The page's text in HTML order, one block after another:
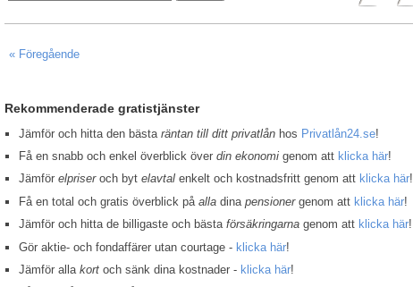
« Föregående
Rekommenderade gratistjänster
Jämför och hitta den bästaräntan till ditt privatlån hos Privatlån24.se!
Få en snabb och enkel överblick överdin ekonomi genom att klicka här!
Jämförelpriseroch bytelavtal enkelt och kostnadsfritt genom att klicka här!
Få en total och gratis överblick påalla dinapensionergenom att klicka här!
Jämför och hitta de billigaste och bästaförsäkringarna genom att klicka här!
Gör aktie- och fondaffärer utan courtage - klicka här!
Jämför allakort och sänk dina kostnader - klicka här!